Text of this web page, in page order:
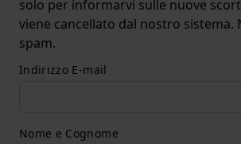
solo per informarvi sulle nuove
viene cancellato dal nostro sistema.
spam.
Indirizzo E-mail
Nome e Cognome